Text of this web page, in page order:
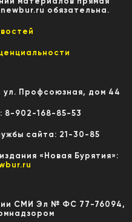
обязательна.
ул. Профсоюзная, дом 44
8-902-168-85-53
сайта: 21-30-85
«Новая Бурятия»:
СМИ Эл № ФС 77-76094,